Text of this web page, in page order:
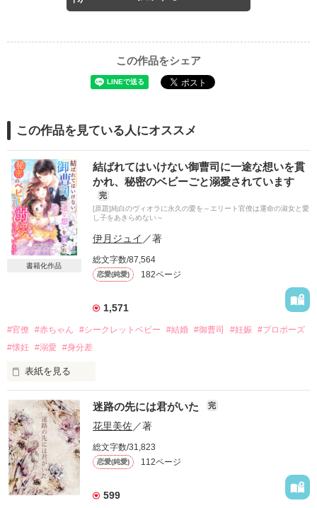
この作品をシェア
この作品を見ている人にオススメ
書籍化作品
結ばれてはいけない御曹司に一途な想いを貫
かれ、秘密のベビーごと溺愛されています
完
[原題]純白のヴィオラに永久の愛を～エリート官僚は運命の淑女と愛
し子をあきらめない～
伊月ジュイ ／著
総文字数/87,564
恋愛(純愛) 182ページ
1,571
#官僚 #赤ちゃん #シークレットベビー #結婚 #御曹司 #妊娠 #プロポーズ
#懐妊 #溺愛 #身分差
表紙を見る
ふたりが出会ったのは
地中海を巡る豪華客船の中
出会ってすぐに運命を感じ
体を許した
それはとても浅はかで
罪深いこと
迷路の先には君がいた 完
花里美佐／著
総文字数/31,823
恋愛(純愛) 112ページ
599